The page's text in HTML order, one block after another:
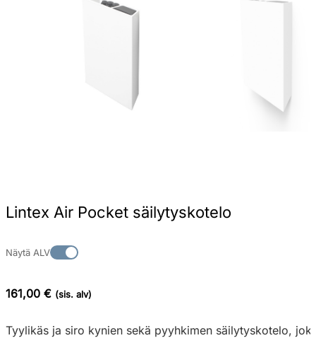
Lintex Air Pocket säilytyskotelo
Näytä ALV
161,00 € (sis. alv)
Tyylikäs ja siro kynien sekä pyyhkimen säilytyskotelo,